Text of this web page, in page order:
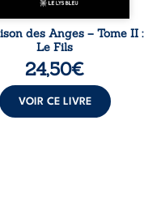
des Anges – Tome II :
Le Fils
24,50€
VOIR CE LIVRE